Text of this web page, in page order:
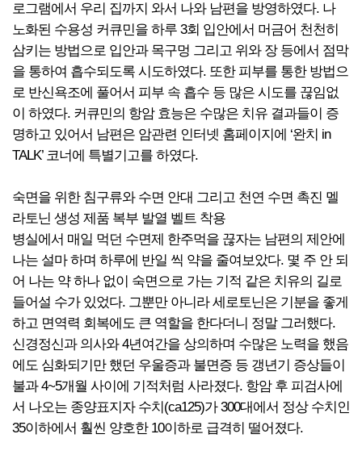
로그램에서 우리 집까지 와서 나와 남편을 방영하였다. 나
노화된 수용성 커큐민을 하루 3회 입안에서 머금어 천천히
삼키는 방법으로 입안과 목구멍 그리고 위와 장 등에서 점막
을 통하여 흡수되도록 시도하였다. 또한 피부를 통한 방법으
로 반신욕조에 풀어서 피부 속 흡수 등 많은 시도를 끊임없
이 하였다. 커큐민의 항암 효능은 수많은 치유 결과들이 증
명하고 있어서 남편은 암관련 인터넷 홈페이지에 ‘완치 in
TALK’ 코너에 특별기고를 하였다.
숙면을 위한 침구류와 수면 안대 그리고 천연 수면 촉진 멜
라토닌 생성 제품 복부 발열 벨트 착용
병실에서 매일 먹던 수면제 한주먹을 끊자는 남편의 제안에
나는 설마 하며 하루에 반일 씩 약을 줄여보았다. 몇 주 안 되
어 나는 약 하나 없이 숙면으로 가는 기적 같은 치유의 길로
들어설 수가 있었다. 그뿐만 아니라 세로토닌은 기분을 좋게
하고 면역력 회복에도 큰 역할을 한다더니 정말 그러했다.
신경정신과 의사와 4년여간을 상의하며 수많은 노력을 했음
에도 심화되기만 했던 우울증과 불면증 등 갱년기 증상들이
불과 4~5개월 사이에 기적처럼 사라졌다. 항암 후 피검사에
서 나오는 종양표지자 수치(ca125)가 300대에서 정상 수치인
35이하에서 훨씬 양호한 10이하로 급격히 떨어졌다.